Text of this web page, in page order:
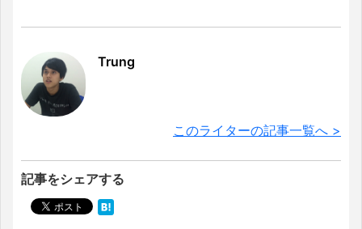
Trung
このライターの記事一覧へ >
記事をシェアする